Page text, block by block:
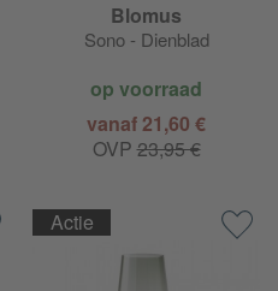
Blomus
Sono - Dienblad
op voorraad
vanaf 21,60 €
OVP23,95 €
Actie